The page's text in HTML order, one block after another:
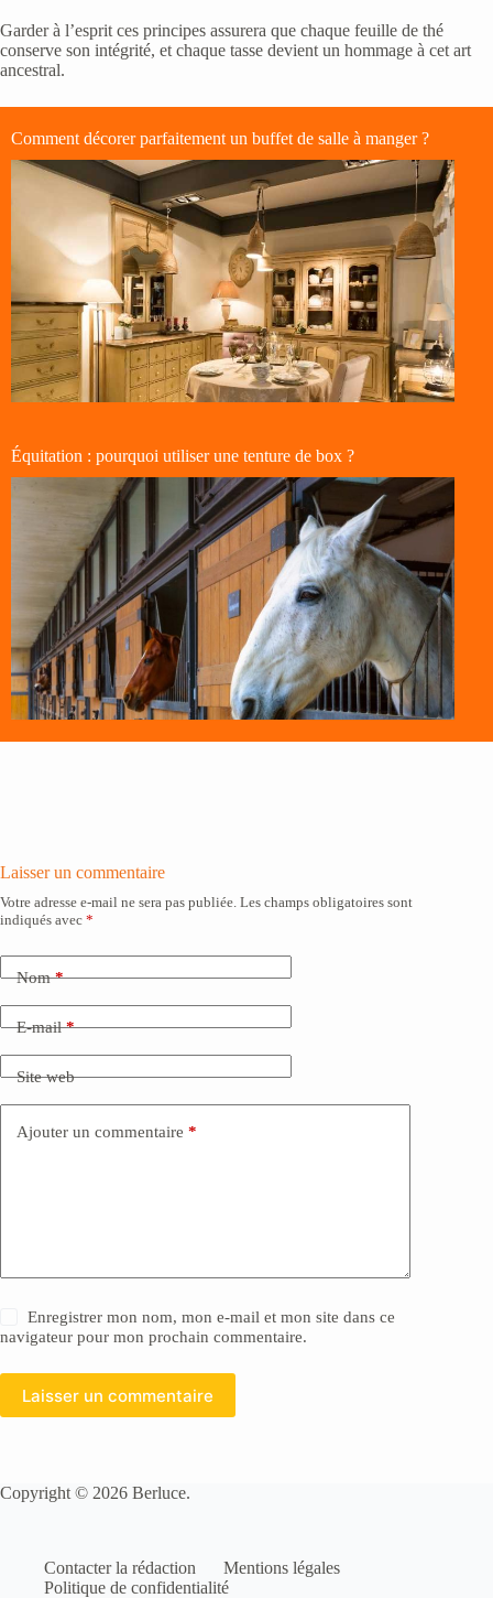
Garder à l’esprit ces principes assurera que chaque feuille de thé
conserve son intégrité, et chaque tasse devient un hommage à cet art
ancestral.
Comment décorer parfaitement un buffet de salle à manger ?
Équitation : pourquoi utiliser une tenture de box ?
Laisser un commentaire
Votre adresse e-mail ne sera pas publiée. Les champs obligatoires sont
indiqués avec *
Nom*
E-mail*
Site web
Ajouter un commentaire *
Enregistrer mon nom, mon e-mail et mon site dans ce
navigateur pour mon prochain commentaire.
Laisser un commentaire
Copyright © 2026 Berluce.
Contacter la rédaction
Mentions légales
Politique de confidentialité